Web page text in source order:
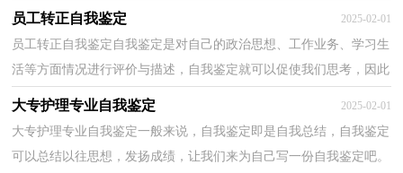
写写自我鉴定吧。自我鉴定怎么写才能发挥它的作...
员工转正自我鉴定 2025-02-01
员工转正自我鉴定自我鉴定是对自己的政治思想、工作业务、学习生
活等方面情况进行评价与描述，自我鉴定就可以促使我们思考，因此
我们要做好总结，写好自我鉴定。我们该怎么写自我...
大专护理专业自我鉴定 2025-02-01
大专护理专业自我鉴定一般来说，自我鉴定即是自我总结，自我鉴定
可以总结以往思想，发扬成绩，让我们来为自己写一份自我鉴定吧。